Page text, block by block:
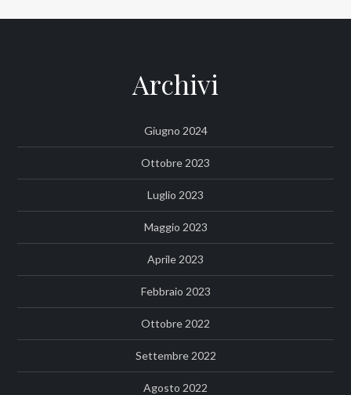
Archivi
Giugno 2024
Ottobre 2023
Luglio 2023
Maggio 2023
Aprile 2023
Febbraio 2023
Ottobre 2022
Settembre 2022
Agosto 2022